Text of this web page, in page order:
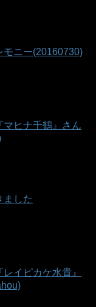
モニー(20160730)
ヒナ千鶴』さん
ました
イピカケ水貴』